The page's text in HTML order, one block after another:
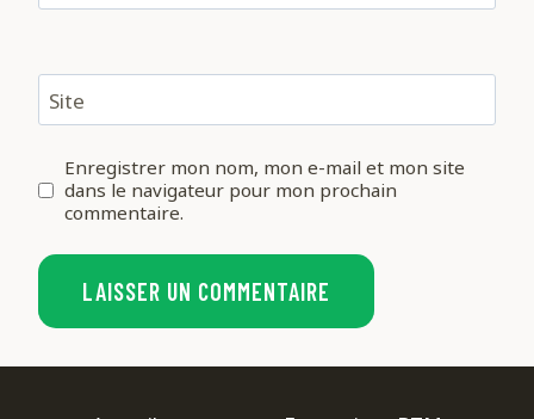
Site
Enregistrer mon nom, mon e-mail et mon site
dans le navigateur pour mon prochain
commentaire.